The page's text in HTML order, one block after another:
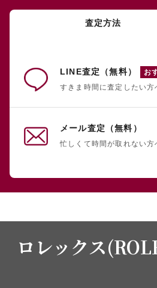
査定方法
LINE査定（無料）
お
すきま時間に査定したい方
メール査定（無料）
忙しくて時間が取れない方
ロレックス